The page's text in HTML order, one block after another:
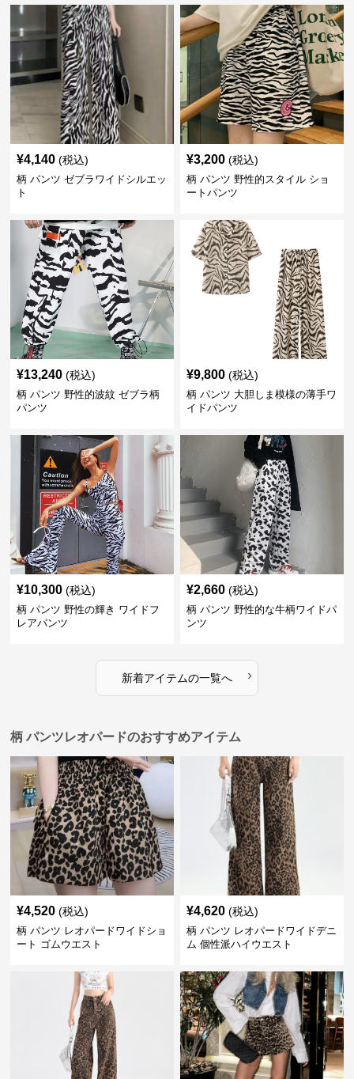
¥4,140 (税込)
柄 パンツ ゼブラワイドシルエッ
ト
¥3,200 (税込)
柄 パンツ 野性的スタイル ショ
ートパンツ
¥13,240 (税込)
柄 パンツ 野性的波紋 ゼブラ柄
パンツ
¥9,800 (税込)
柄 パンツ 大胆しま模様の薄手ワ
イドパンツ
¥10,300 (税込)
柄 パンツ 野性の輝き ワイドフ
レアパンツ
¥2,660 (税込)
柄 パンツ 野性的な牛柄ワイドパ
ンツ
新着アイテムの一覧へ ›
柄 パンツレオパードのおすすめアイテム
¥4,520 (税込)
柄 パンツ レオパードワイドショ
ート ゴムウエスト
¥4,620 (税込)
柄 パンツ レオパードワイドデニ
ム 個性派ハイウエスト